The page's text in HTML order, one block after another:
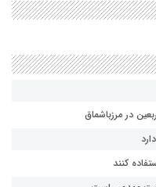
در مرزباشماق
کنند